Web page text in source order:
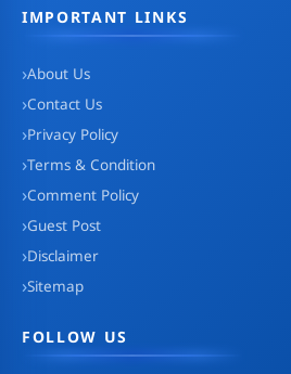
IMPORTANT LINKS
About Us
Contact Us
Privacy Policy
Terms & Condition
Comment Policy
Guest Post
Disclaimer
Sitemap
FOLLOW US